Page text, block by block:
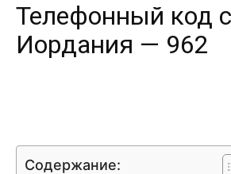
Телефонный код
Иордания — 962
Содержание: